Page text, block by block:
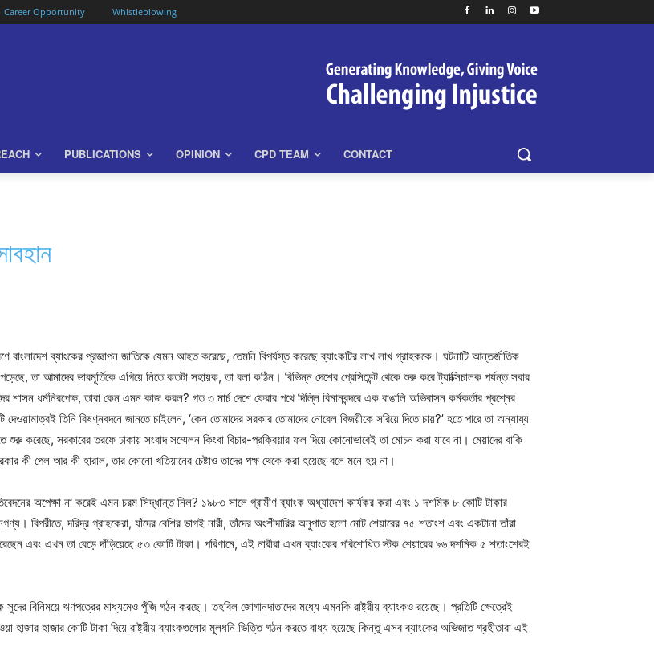
Career Opportunity Whistleblowing
PUBLICATIONS OPINION CPD TEAM CONTACT
বাংলাদেশ ব্যাংকের প্রজ্ঞাপন জাতিকে যেমন আহত করেছে, তেমনি বিপর্যস্ত করেছে ব্যাংকটির লাখ লাখ গ্রাহককে। ঘটনাটি আন্তর্জাতিক
তা আমাদের ভাবমূর্তিকে এগিয়ে নিতে কতটা সহায়ক, তা বলা কঠিন। বিভিন্ন দেশের প্রেসিডেন্ট থেকে শুরু করে ট্যাক্সিচালক পর্যন্ত সবার
ধর্মনিরপেক্ষ, তারা কেন এমন কাজ করল? গত ৩ মার্চ দেশে ফেরার পথে দিল্লি বিমানবন্দরে এক বাঙালি অভিবাসন কর্মকর্তার প্রশ্নের
তিনি বিষণ্নবদনে জানতে চাইলেন, ‘কেন তোমাদের সরকার তোমাদের নোবেল বিজয়ীকে সরিয়ে দিতে চায়?’ হতে পারে তা অন্যায্য
করেছে, সরকারের তরফে ঢাকায় সংবাদ সম্মেলন কিংবা বিচার-প্রক্রিয়ার ফল দিয়ে কোনোভাবেই তা মোচন করা যাবে না। মেয়াদের বাকি
কী পেল আর কী হারাল, তার কোনো খতিয়ানের চেষ্টাও তাদের পক্ষ থেকে করা হয়েছে বলে মনে হয় না।
অপেক্ষা না করেই এমন চরম সিদ্ধান্ত নিল? ১৯৮৩ সালে গ্রামীণ ব্যাংক অধ্যাদেশ কার্যকর করা এবং ১ দশমিক ৮ কোটি টাকার
বিপরীতে, দরিদ্র গ্রাহকেরা, যাঁদের বেশির ভাগই নারী, তাঁদের অংশীদারির অনুপাত হলো মোট শেয়ারের ৭৫ শতাংশ এবং একটানা তাঁরা
এবং এখন তা বেড়ে দাঁড়িয়েছে ৫৩ কোটি টাকা। পরিণামে, এই নারীরা এখন ব্যাংকের পরিশোধিত স্টক শেয়ারের ৯৬ দশমিক ৫ শতাংশেরই
বিনিময়ে ঋণপত্রের মাধ্যমেও পুঁজি গঠন করছে। তহবিল জোগানদাতাদের মধ্যে এমনকি রাষ্ট্রীয় ব্যাংকও রয়েছে। প্রতিটি ক্ষেত্রেই
হাজার হাজার কোটি টাকা দিয়ে রাষ্ট্রীয় ব্যাংকগুলোর মূলধনি ভিত্তি গঠন করতে বাধ্য হয়েছে কিন্তু এসব ব্যাংকের অভিজাত গ্রহীতারা এই